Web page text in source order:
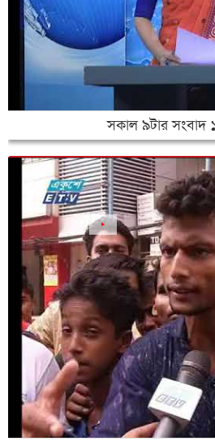
সকাল ৯টার